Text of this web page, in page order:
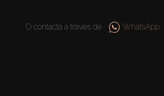
O contacta a través de WhatsApp